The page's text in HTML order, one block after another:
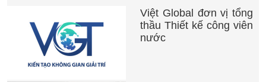
Việt Global đơn vị tổng
thầu Thiết kế công viên
nước